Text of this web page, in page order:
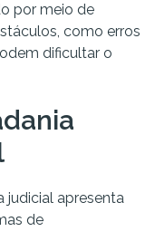
por meio de
como erros
dificultar o
judicial apresenta
de